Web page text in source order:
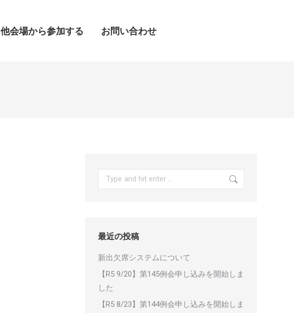
他会場から参加する お問い合わせ
最近の投稿
新出欠席システムについて
【R5 9/20】第145例会申し込みを開始しま
した
【R5 8/23】第144例会申し込みを開始しま
他会場から参加する お問い合わせ